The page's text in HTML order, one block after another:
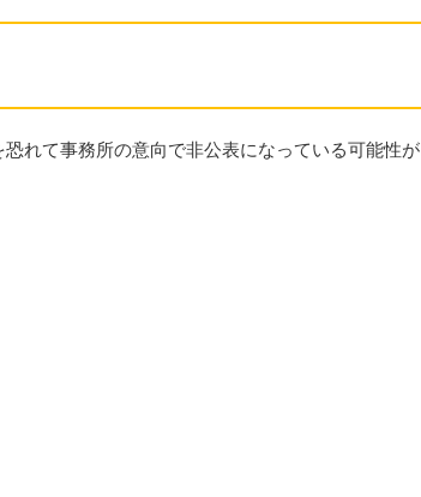
れて事務所の意向で非公表になっている可能性が